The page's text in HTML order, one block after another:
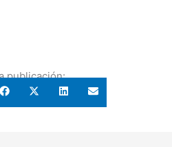
publicación:
Compartir
Facebook
Compartir
X
Compartir
LinkedIn
Compartir
en
Email